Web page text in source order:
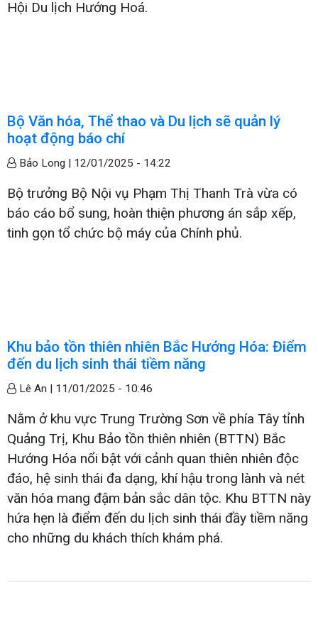
Hội Du lịch Hướng Hoá.
Bộ Văn hóa, Thể thao và Du lịch sẽ quản lý
hoạt động báo chí
Bảo Long | 12/01/2025 - 14:22
Bộ trưởng Bộ Nội vụ Phạm Thị Thanh Trà vừa có
báo cáo bổ sung, hoàn thiện phương án sắp xếp,
tinh gọn tổ chức bộ máy của Chính phủ.
Khu bảo tồn thiên nhiên Bắc Hướng Hóa: Điểm
đến du lịch sinh thái tiềm năng
Lê An | 11/01/2025 - 10:46
Nằm ở khu vực Trung Trường Sơn về phía Tây tỉnh
Quảng Trị, Khu Bảo tồn thiên nhiên (BTTN) Bắc
Hướng Hóa nổi bật với cảnh quan thiên nhiên độc
đáo, hệ sinh thái đa dạng, khí hậu trong lành và nét
văn hóa mang đậm bản sắc dân tộc. Khu BTTN này
hứa hẹn là điểm đến du lịch sinh thái đầy tiềm năng
cho những du khách thích khám phá.